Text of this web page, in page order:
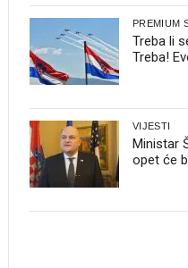
PREMIUM
Treba li
Treba!
VIJESTI
Ministar
opet će